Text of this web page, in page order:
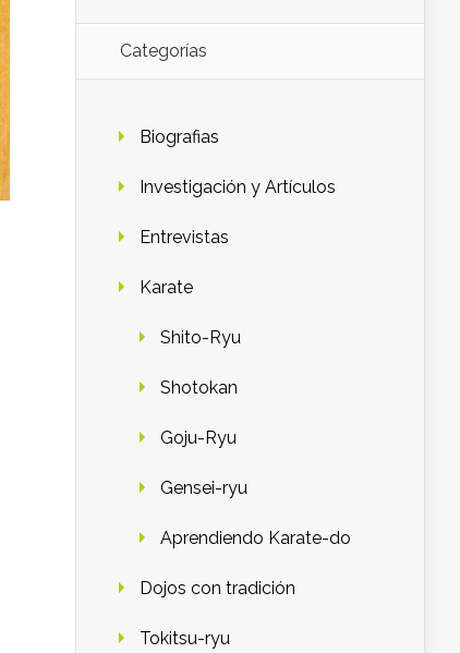
Categorías
Biografias
Investigación y Artículos
Entrevistas
Karate
Shito-Ryu
Shotokan
Goju-Ryu
Gensei-ryu
Aprendiendo Karate-do
Dojos con tradición
Tokitsu-ryu